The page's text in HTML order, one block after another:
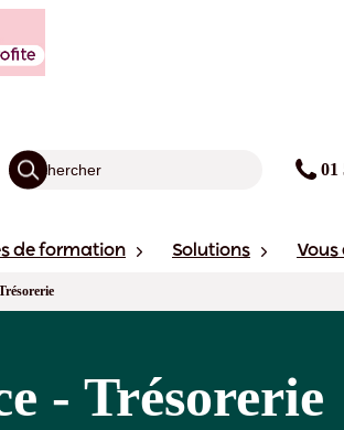
01
de formation Solutions Vous
- Trésorerie